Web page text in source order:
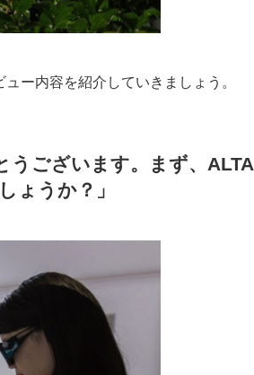
ー内容を紹介していきましょう。
うございます。まず、ALTA
ょうか？」